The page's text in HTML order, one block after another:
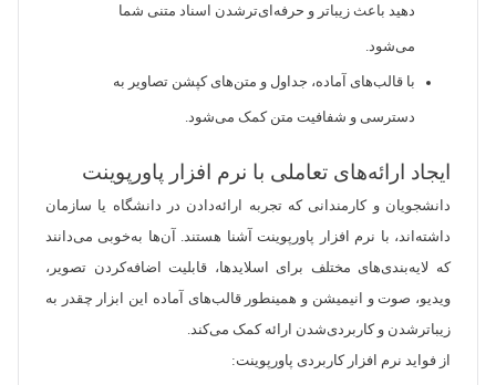
دهید باعث زیباتر و حرفه‌ای‌ترشدن اسناد متنی شما
می‌شود.
با قالب‌های آماده، جداول و متن‌های کپشن تصاویر به
دسترسی و شفافیت متن کمک می‌شود.
ایجاد ارائه‌های تعاملی با نرم افزار پاورپوینت
دانشجویان و کارمندانی که تجربه ارائه‌دادن در دانشگاه یا سازمان
داشته‌اند، با نرم افزار پاورپوینت آشنا هستند. آن‌ها به‌خوبی می‌دانند
که لایه‌بندی‌های مختلف برای اسلایدها، قابلیت اضافه‌کردن تصویر،
ویدیو، صوت و انیمیشن و همینطور قالب‌های آماده این ابزار چقدر به
زیباترشدن و کاربردی‌شدن ارائه کمک می‌کند.
از فواید نرم افزار کاربردی پاورپوینت: